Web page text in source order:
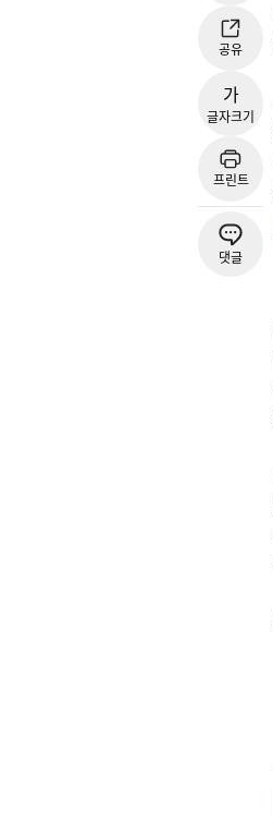
공유
가
글자크기
프린트
댓글